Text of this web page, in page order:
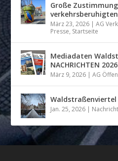
Große
März 23, 2026 |AG
Presse, Startseite
Mediadaten
NACHRICHTEN 2026
März 9, 2026 |AG
Waldstraßenviertel
Jan. 25, 2026 |